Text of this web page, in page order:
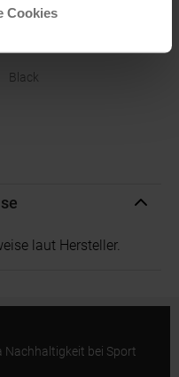
Cookies
1 Paar
Black
laut Hersteller.
Nachhaltigkeit bei Sport